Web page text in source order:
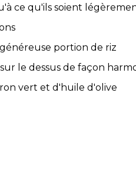
ce qu'ils soient
portion de riz
le dessus de façon
vert et d'huile d'olive